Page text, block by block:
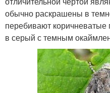
обычно раскрашены в
перебивают коричневатые
в серый с темным